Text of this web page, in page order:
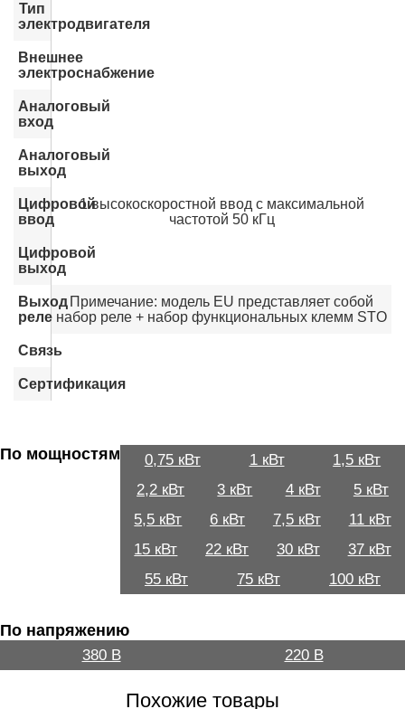
Тип
электродвигателя
Внешнее
электроснабжение
Аналоговый
вход
Аналоговый
выход
Цифровой
ввод
1 высокоскоростной ввод с максимальной
частотой 50 кГц
Цифровой
выход
Выход
реле
Примечание: модель EU представляет собой
набор реле + набор функциональных клемм STO
Связь
Сертификация
По мощностям 0,75 кВт 1 кВт
1,5 кВт
2,2 кВт
3 кВт 4 кВт
5 кВт
5,5 кВт
6 кВт 7,5 кВт
11 кВт
15 кВт
22 кВт 30 кВт
37 кВт
55 кВт
75 кВт 100 кВт
По напряжению
380 В 220 В
Похожие товары